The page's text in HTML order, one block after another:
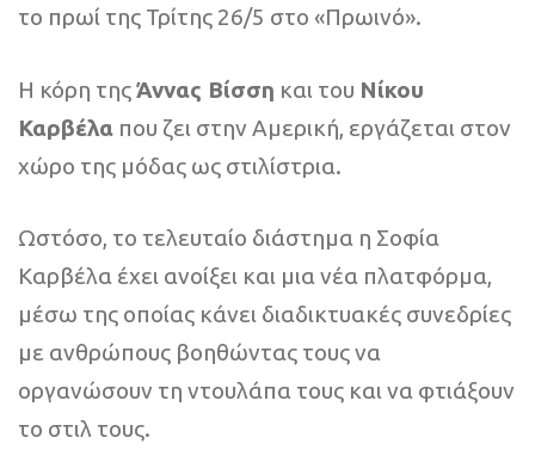
το πρωί της Τρίτης 26/5 στο «Πρωινό».
Η κόρη τηςΆννας Βίσση και του Νίκου
Καρβέλα που ζει στην Αμερική, εργάζεται στον
χώρο της μόδας ως στιλίστρια.
Ωστόσο, το τελευταίο διάστημα η Σοφία
Καρβέλα έχει ανοίξει και μια νέα πλατφόρμα,
μέσω της οποίας κάνει διαδικτυακές συνεδρίες
με ανθρώπους βοηθώντας τους να
οργανώσουν τη ντουλάπα τους και να φτιάξουν
το στιλ τους.